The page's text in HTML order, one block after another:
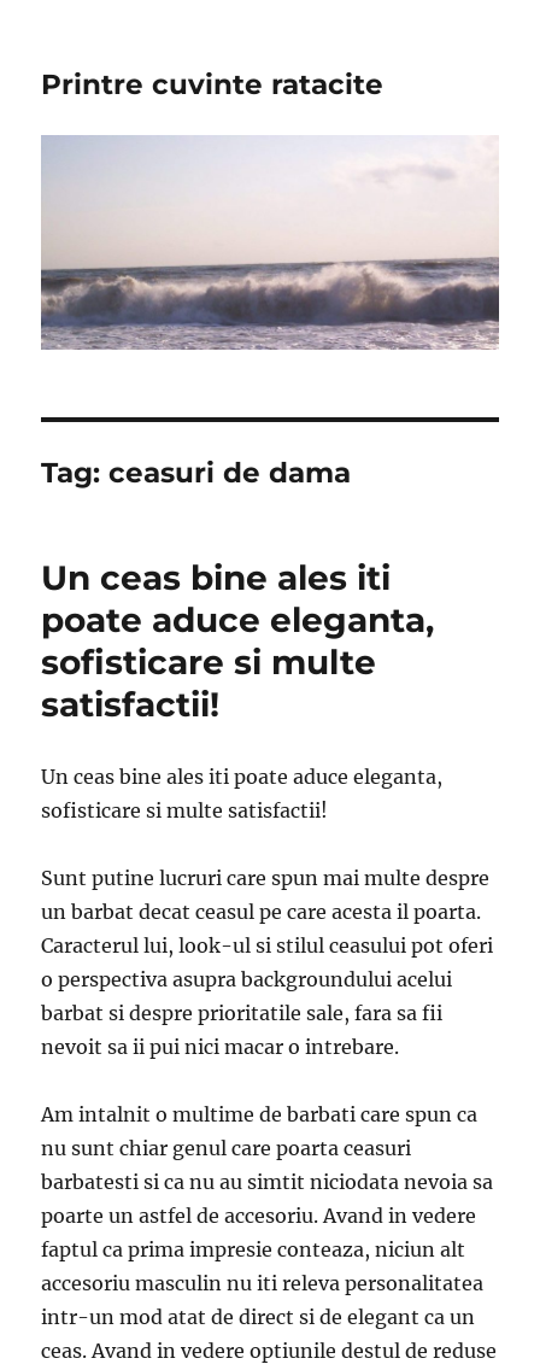
Printre cuvinte ratacite
Tag:ceasuri de dama
Un ceas bine ales iti
poate aduce eleganta,
sofisticare si multe
satisfactii!
Un ceas bine ales iti poate aduce eleganta,
sofisticare si multe satisfactii!
Sunt putine lucruri care spun mai multe despre
un barbat decat ceasul pe care acesta il poarta.
Caracterul lui, look-ul si stilul ceasului pot oferi
o perspectiva asupra backgroundului acelui
barbat si despre prioritatile sale, fara sa fii
nevoit sa ii pui nici macar o intrebare.
Am intalnit o multime de barbati care spun ca
nu sunt chiar genul care poarta ceasuri
barbatesti si ca nu au simtit niciodata nevoia sa
poarte un astfel de accesoriu. Avand in vedere
faptul ca prima impresie conteaza, niciun alt
accesoriu masculin nu iti releva personalitatea
intr-un mod atat de direct si de elegant ca un
ceas. Avand in vedere optiunile destul de reduse